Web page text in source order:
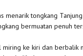
menarik tongkang
bermuatan penuh
miring ke kiri dan berbalik